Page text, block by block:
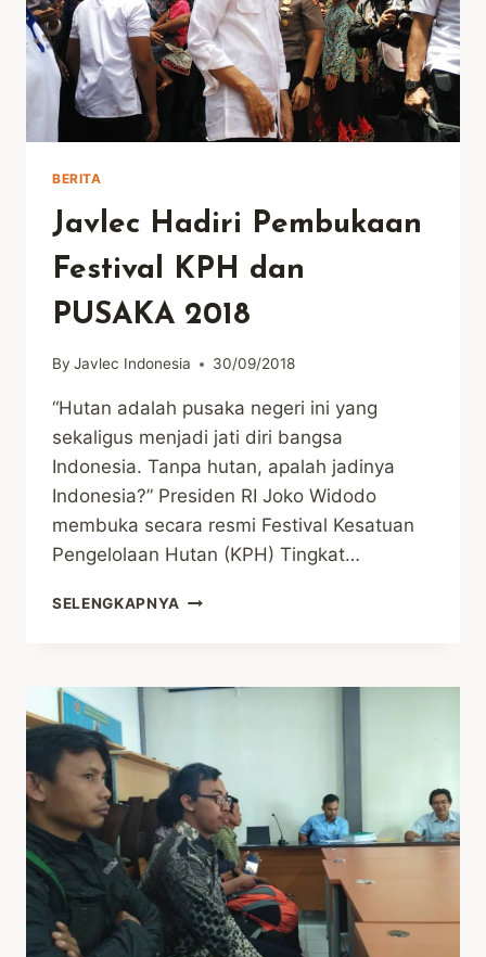
BERITA
Javlec Hadiri Pembukaan
Festival KPH dan
PUSAKA 2018
By Javlec Indonesia 30/09/2018
“Hutan adalah pusaka negeri ini yang
sekaligus menjadi jati diri bangsa
Indonesia. Tanpa hutan, apalah jadinya
Indonesia?” Presiden RI Joko Widodo
membuka secara resmi Festival Kesatuan
Pengelolaan Hutan (KPH) Tingkat…
SELENGKAPNYA JAVLEC
KPH